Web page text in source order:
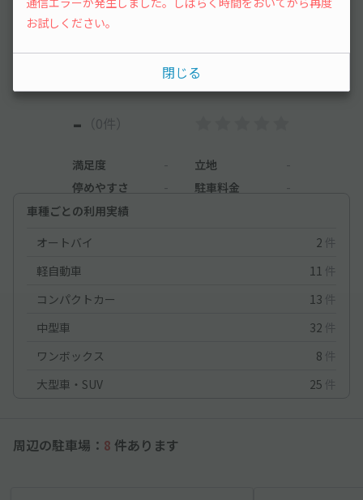
まだレビューがありません。他のユーザーの方の
- （0件）
満足度 - 立地
-
停めやすさ
- 駐車料金
-
車種ごとの利用実績
オートバイ
2 件
軽自動車
11 件
コンパクトカー
13 件
中型車
32 件
ワンボックス
8 件
大型車・SUV
25 件
周辺の駐車場： 8 件あります
お試しください。
閉じる